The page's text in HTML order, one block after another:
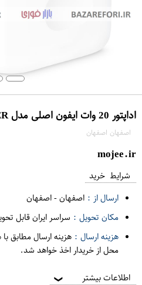
اداپتور 20 وات ایفون اصلی مدل 20W POWER ADAPTER
اصفهان اصفهان
mojee.ir
شرایط خرید
ارسال از : اصفهان-اصفهان
مکان تحویل : سراسر ایران قابل
هزینه ارسال : هزینه ارسال مطابق
محل از خریدار اخذ خواهد شد.
اطلاعات بیشتر ❯